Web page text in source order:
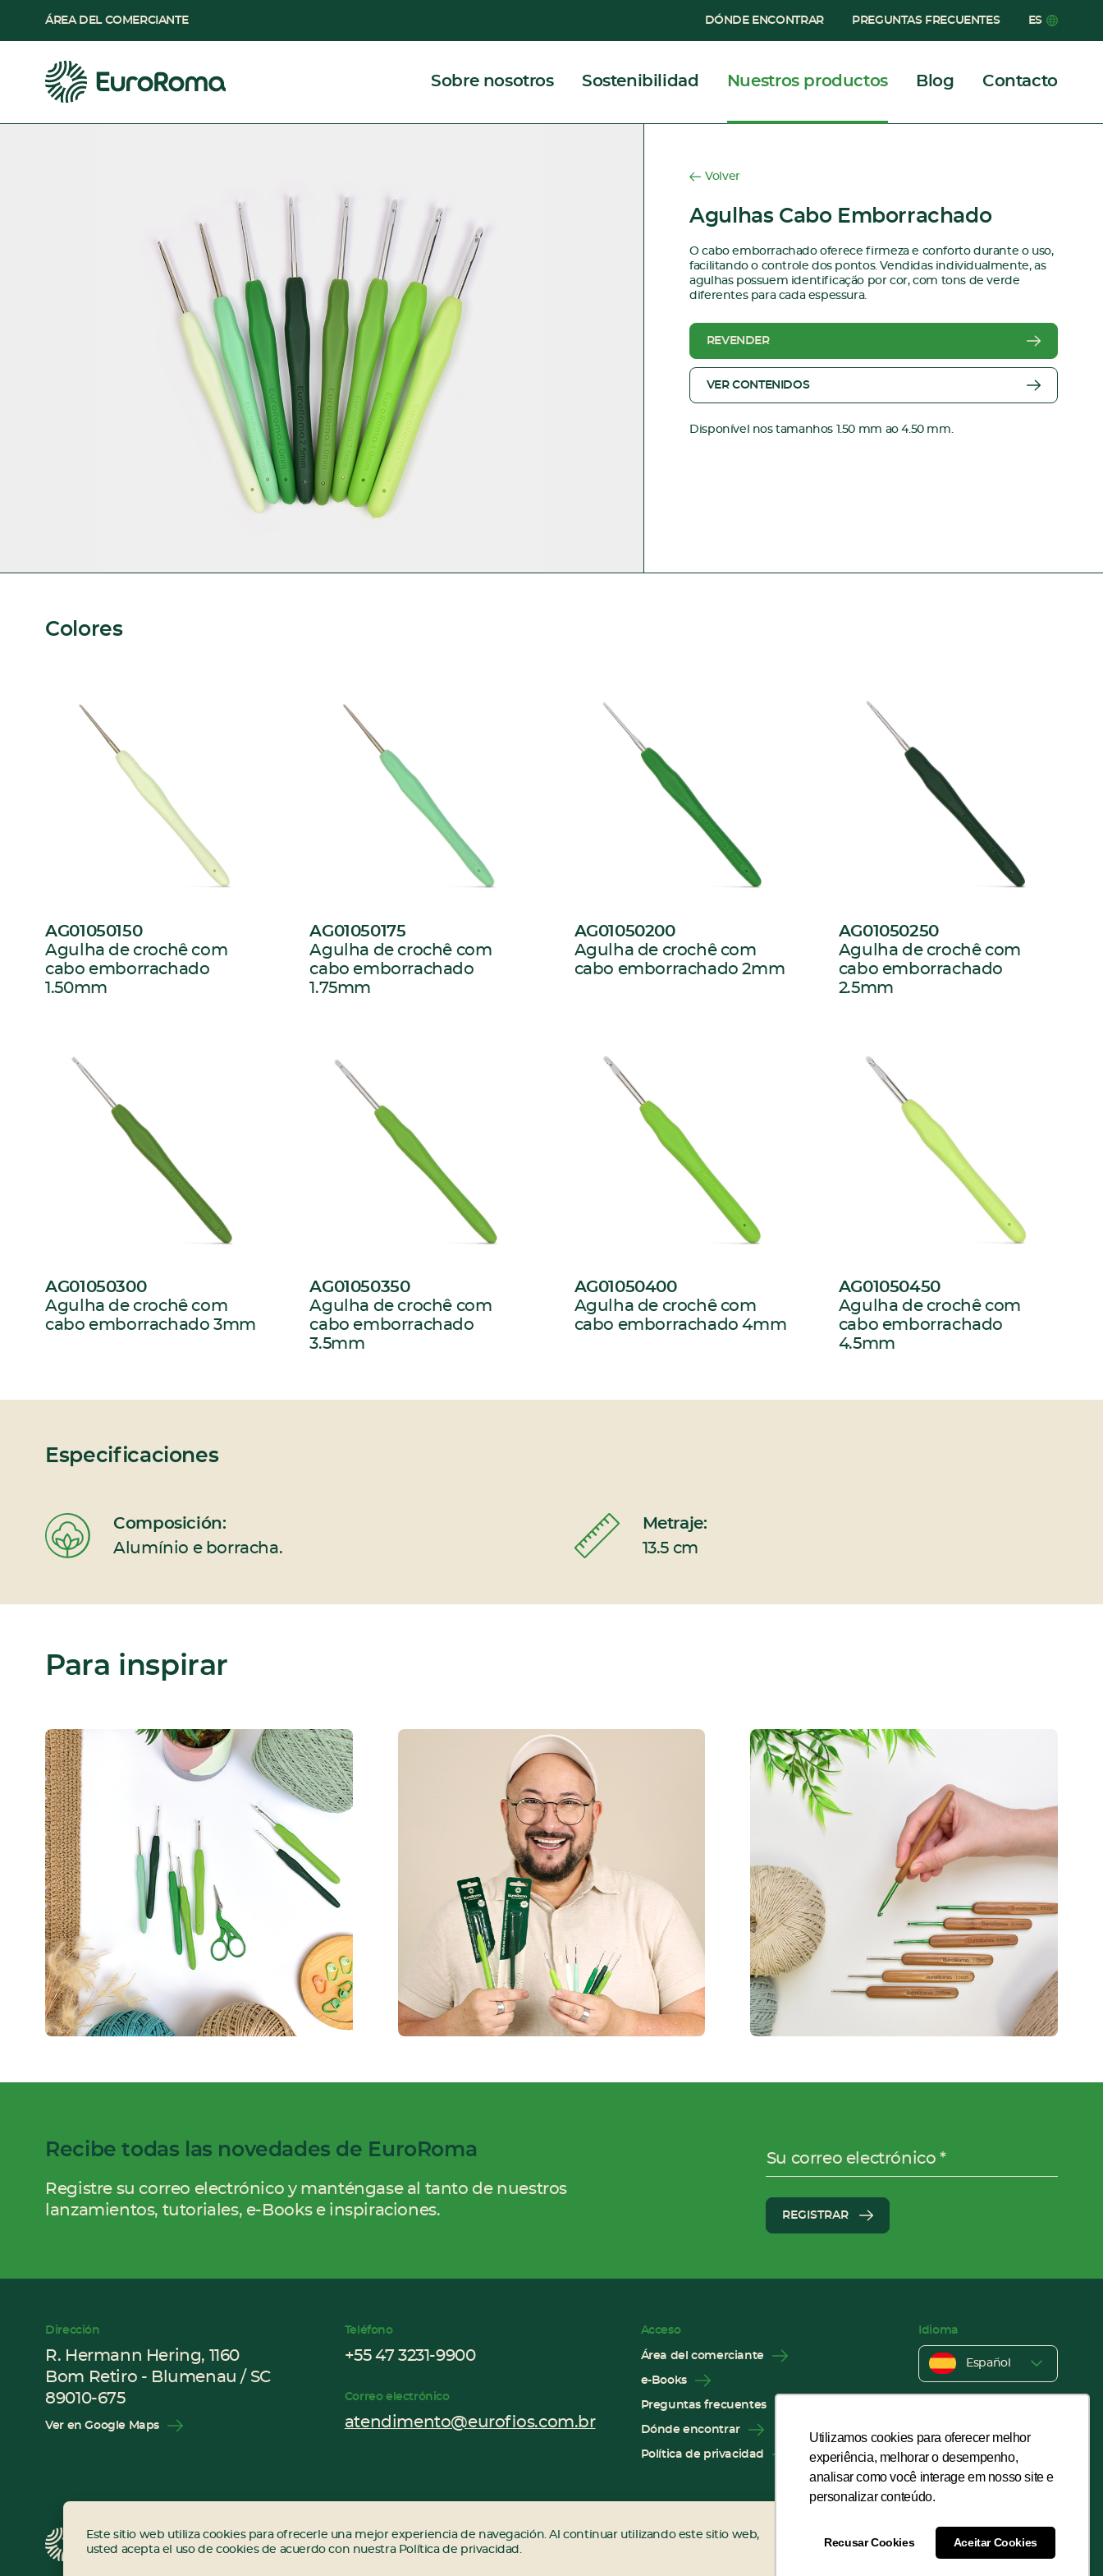
Utilizamos cookies para oferecer melhor
experiência, melhorar o desempenho,
analisar como você interage em nosso site e
personalizar conteúdo.
Recusar Cookies Aceitar Cookies
ÁREA DEL COMERCIANTE DÓNDE ENCONTRAR PREGUNTAS FRECUENTES ES
Español
Sobre nosotros Sostenibilidad Nuestros productos Blog Contacto
Volver
Agulhas Cabo Emborrachado
O cabo emborrachado oferece firmeza e conforto durante o uso,
facilitando o controle dos pontos. Vendidas individualmente, as
agulhas possuem identificação por cor, com tons de verde
diferentes para cada espessura.
REVENDER
VER CONTENIDOS
Disponível nos tamanhos 1.50 mm ao 4.50 mm.
Colores
AG01050150
:
Agulha de crochê com
cabo emborrachado
1.50mm
AG01050175
:
Agulha de crochê com
cabo emborrachado
1.75mm
AG01050200
:
Agulha de crochê com
cabo emborrachado 2mm
AG01050250
:
Agulha de crochê com
cabo emborrachado
2.5mm
AG01050300
:Agulha de crochê com
cabo emborrachado 3mm
AG01050350
:Agulha de crochê com
cabo emborrachado
3.5mm
AG01050400
:Agulha de crochê com
cabo emborrachado 4mm
AG01050450
:Agulha de crochê com
cabo emborrachado
4.5mm
Especificaciones
Composición:
Alumínio e borracha.
Metraje:
13.5 cm
Para inspirar
Recibe todas las novedades de EuroRoma
Registre su correo electrónico y manténgase al tanto de nuestros
lanzamientos, tutoriales, e-Books e inspiraciones.
Su correo electrónico
REGISTRAR
Dirección
R. Hermann Hering, 1160
Bom Retiro - Blumenau / SC
89010-675
Ver en Google Maps
Teléfono
+55 47 3231-9900
Correo electrónico
atendimento@eurofios.com.br
Acceso
Área del comerciante
e-Books
Preguntas frecuentes
Dónde encontrar
Política de privacidad
Instagram
Facebook
YouTube
Pinterest
Idioma
Español
Português
EuroRoma © 2023.
Todos los derechos reservados.
Dev:Sou Digital
Design:Firmorama
Este sitio web utiliza cookies para ofrecerle una mejor experiencia de navegación. Al continuar utilizando este sitio web,
usted acepta el uso de cookies de acuerdo con nuestra Política de privacidad.
ESTOY DE ACUERDO